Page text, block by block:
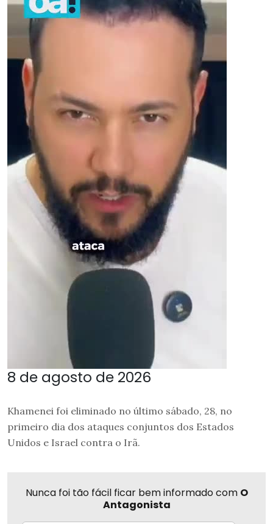
8 de agosto de 2026
Khamenei foi eliminado no último sábado, 28, no
primeiro dia dos ataques conjuntos dos Estados
Unidos e Israel contra o Irã.
Nunca foi tão fácil ficar bem informado com O
Antagonista